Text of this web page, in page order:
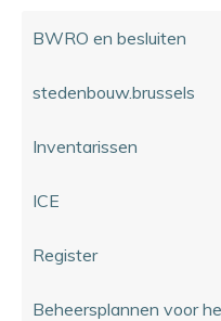
BWRO en besluiten
stedenbouw.brussels
Inventarissen
ICE
Register
Beheersplannen voor